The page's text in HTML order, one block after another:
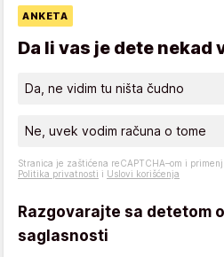
ANKETA
Da li vas je dete nekad
Da, ne vidim tu ništa čudno
Ne, uvek vodim računa o tome
Stranica je zaštićena reCAPTCHA–om i
Politika privatnosti i Uslovi korišćenja
Razgovarajte sa detetom
saglasnosti